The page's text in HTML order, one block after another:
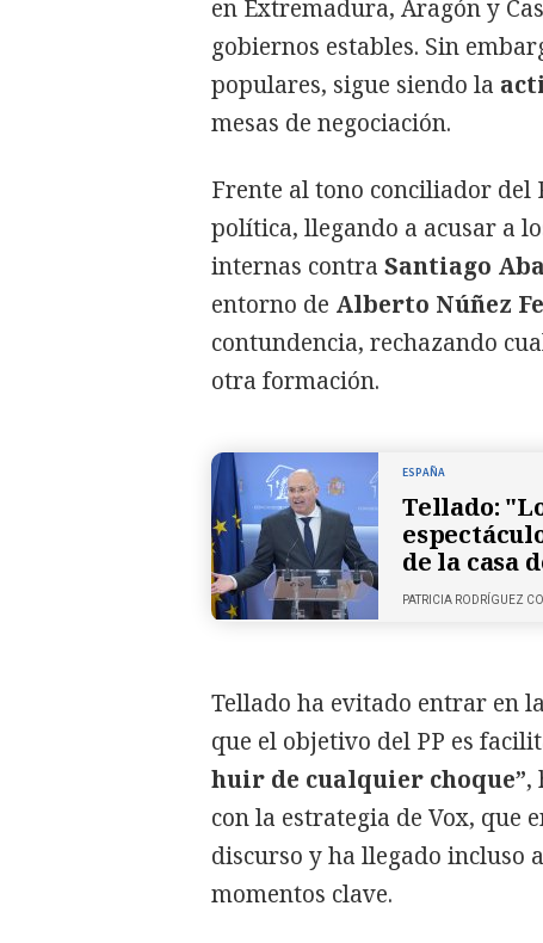
en Extremadura, Aragón y
gobiernos estables. Sin
populares, sigue siendo la
mesas de negociación.
Frente al tono conciliador del
política, llegando a acusar a
internas contra Santiago
entorno de Alberto Núñez
contundencia, rechazando
otra formación.
ESPAÑA
Tellado:
de la casa
PATRICIA RODRÍGUEZ
Tellado ha evitado entrar en la
que el objetivo del PP es
huir de cualquier choque”,
con la estrategia de Vox, que
discurso y ha llegado incluso
momentos clave.